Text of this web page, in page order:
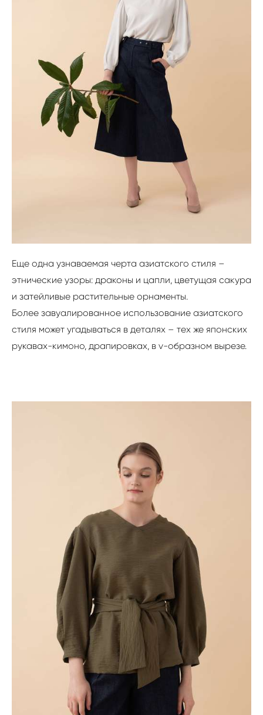
Еще одна узнаваемая черта азиатского стиля –
этнические узоры: драконы и цапли, цветущая сакура
и затейливые растительные орнаменты.
Более завуалированное использование азиатского
стиля может угадываться в деталях – тех же японских
рукавах-кимоно, драпировках, в v-образном вырезе.